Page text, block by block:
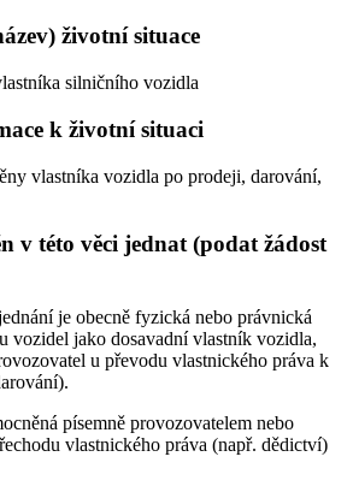
životní situace
silničního vozidla
k životní situaci
vlastníka vozidla po prodeji, darování,
v této věci jednat (podat žádost
je obecně fyzická nebo právnická
vozidel jako dosavadní vlastník vozidla,
u převodu vlastnického práva k
písemně provozovatelem nebo
vlastnického práva (např. dědictví)